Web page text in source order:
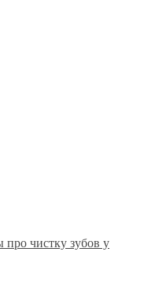
чистку зубов у